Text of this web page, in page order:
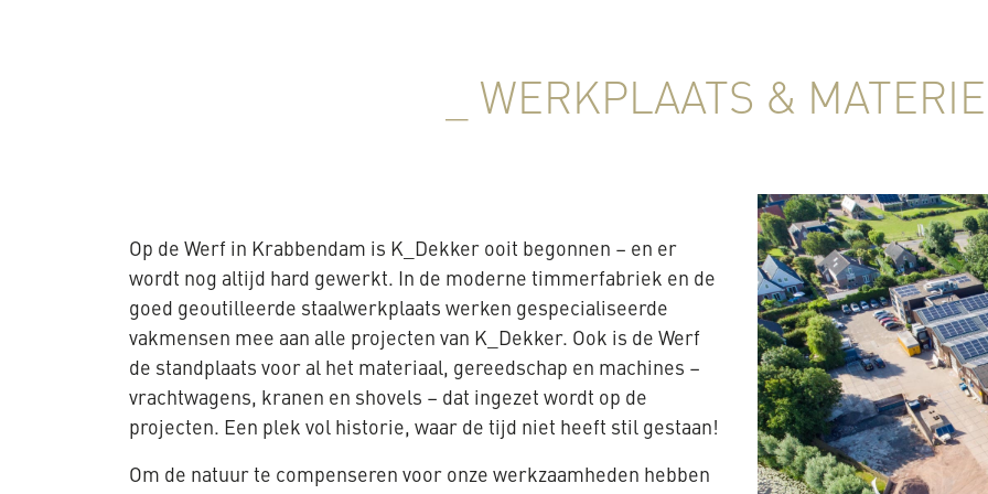
_ WERKPLAATS &
Op de Werf in Krabbendam is K_Dekker ooit begonnen – en er
wordt nog altijd hard gewerkt. In de moderne timmerfabriek en de
goed geoutilleerde staalwerkplaats werken gespecialiseerde
vakmensen mee aan alle projecten van K_Dekker. Ook is de Werf
de standplaats voor al het materiaal, gereedschap en machines –
vrachtwagens, kranen en shovels – dat ingezet wordt op de
projecten. Een plek vol historie, waar de tijd niet heeft stil gestaan!
Om de natuur te compenseren voor onze werkzaamheden hebben